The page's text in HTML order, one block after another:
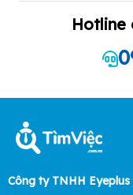
Hotline
Công ty TNHH Eyeplus